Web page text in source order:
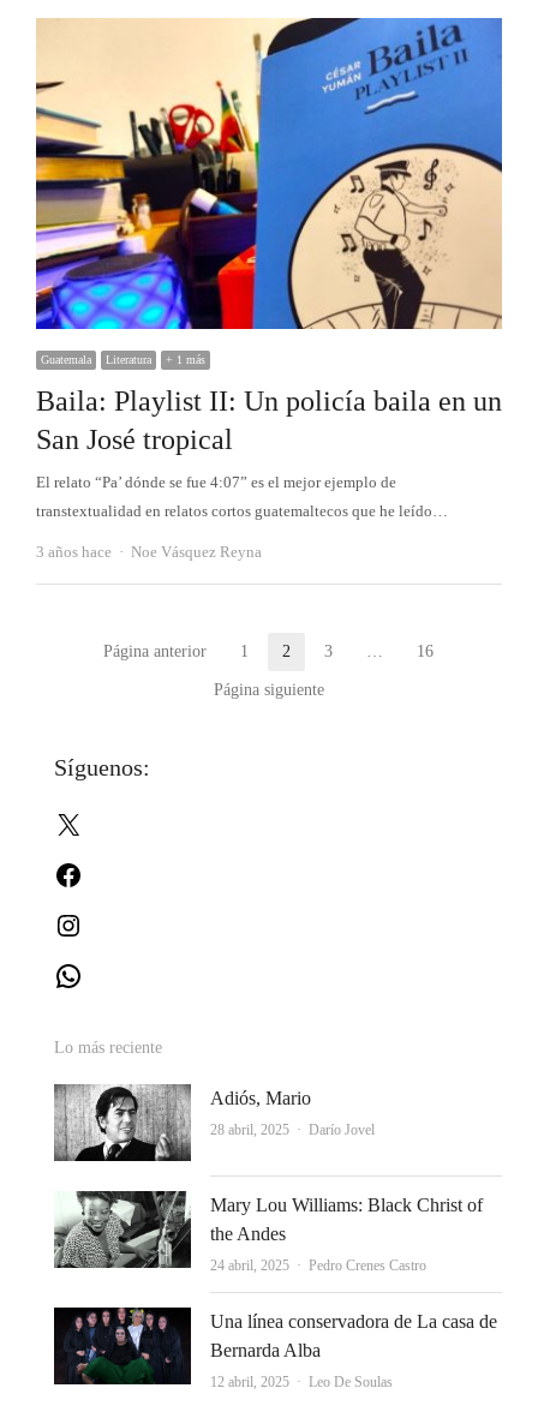
Guatemala Literatura + 1 más
Baila: Playlist II: Un policía baila en un
San José tropical
El relato “Pa’ dónde se fue 4:07” es el mejor ejemplo de
transtextualidad en relatos cortos guatemaltecos que he leído…
3 años hace Autor
Noe Vásquez Reyna
Paginación
Página anterior Página
1 Página
2 Página
3 16
Página siguiente
Síguenos:
Lo más reciente
Adiós, Mario
28 abril, 2025 Autor
Darío Jovel
Mary Lou Williams: Black Christ of
the Andes
24 abril, 2025 Autor
Pedro Crenes Castro
Una línea conservadora de La casa de
Bernarda Alba
12 abril, 2025 Autor
Leo De Soulas